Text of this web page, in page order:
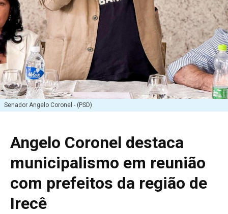
Senador Angelo Coronel - (PSD)
Angelo Coronel destaca
municipalismo em reunião
com prefeitos da região de
Irecê